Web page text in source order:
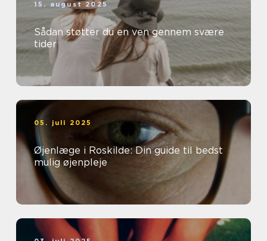
15. august 2025
Sådan støtter du en ven gennem svære
tider
05. juli 2025
Øjenlæge i Roskilde: Din guide til bedst
mulig øjenpleje